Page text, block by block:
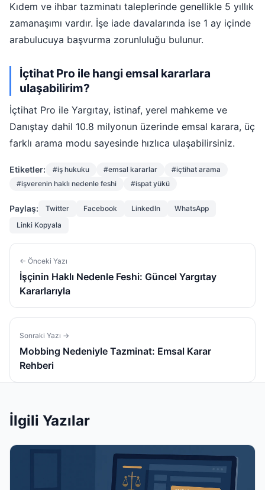
Kıdem ve ihbar tazminatı taleplerinde genellikle 5 yıllık
zamanaşımı vardır. İşe iade davalarında ise 1 ay içinde
arabulucuya başvurma zorunluluğu bulunur.
İçtihat Pro ile hangi emsal kararlara
ulaşabilirim?
İçtihat Pro ile Yargıtay, istinaf, yerel mahkeme ve
Danıştay dahil 10.8 milyonun üzerinde emsal karara, üç
farklı arama modu sayesinde hızlıca ulaşabilirsiniz.
Etiketler: #iş hukuku #emsal kararlar
#içtihat arama
#işverenin haklı nedenle feshi
#ispat yükü
Paylaş: Twitter Facebook LinkedIn
WhatsApp
Linki Kopyala
← Önceki Yazı
İşçinin Haklı Nedenle Feshi: Güncel Yargıtay
Kararlarıyla
Sonraki Yazı →
Mobbing Nedeniyle Tazminat: Emsal Karar
Rehberi
İlgili Yazılar